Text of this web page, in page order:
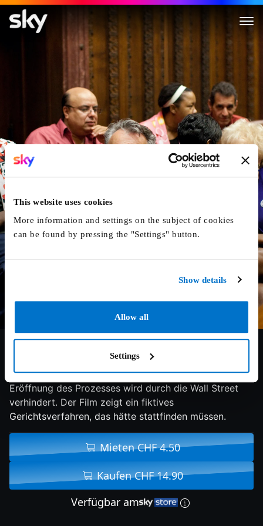
This website uses cookies
More information and settings on the subject of cookies
can be found by pressing the "Settings" button.
Show details
Allow all
Settings
Cleveland Versus Wall Street
7.4/10 2010 98 min Doku
Die Stadt Cleveland klagt gegen 21 Banken, doch die
Eröffnung des Prozesses wird durch die Wall Street
verhindert. Der Film zeigt ein fiktives
Gerichtsverfahren, das hätte stattfinden müssen.
Mieten CHF 4.50
Kaufen CHF 14.90
Verfügbar am